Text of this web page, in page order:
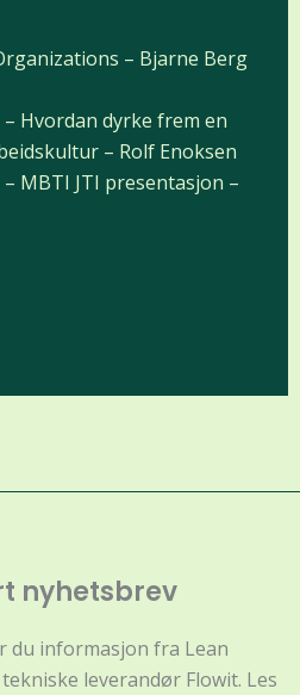
– Bjarne Berg
Hvordan dyrke frem en
– Rolf Enoksen
MBTI JTI presentasjon –
nyhetsbrev
du informasjon fra Lean
leverandør Flowit. Les